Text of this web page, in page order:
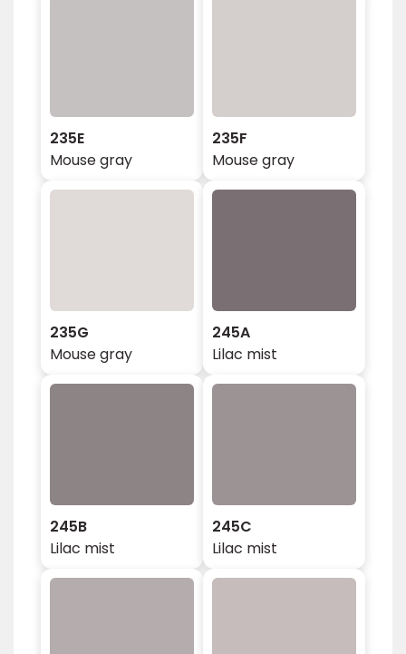
235E
Mouse gray
235F
Mouse gray
235G
Mouse gray
245A
Lilac mist
245B
Lilac mist
245C
Lilac mist